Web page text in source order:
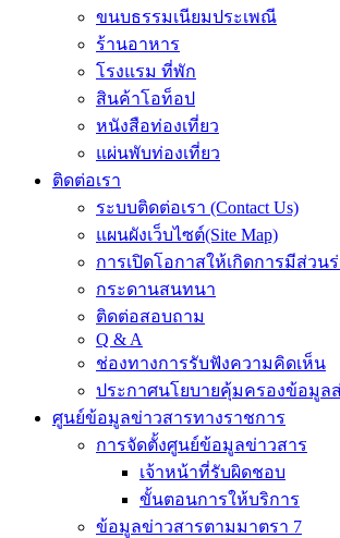
ขนบธรรมเนียมประเพณี
ร้านอาหาร
โรงแรม ที่พัก
สินค้าโอท็อป
หนังสือท่องเที่ยว
แผ่นพับท่องเที่ยว
ติดต่อเรา
ระบบติดต่อเรา (Contact Us)
แผนผังเว็บไซต์(Site Map)
การเปิดโอกาสให้เกิดการมีส่วน
กระดานสนทนา
ติดต่อสอบถาม
Q & A
ช่องทางการรับฟังความคิดเห็น
ประกาศนโยบายคุ้มครองข้อมูล
ศูนย์ข้อมูลข่าวสารทางราชการ
การจัดตั้งศูนย์ข้อมูลข่าวสาร
เจ้าหน้าที่รับผิดชอบ
ขั้นตอนการให้บริการ
ข้อมูลข่าวสารตามมาตรา 7